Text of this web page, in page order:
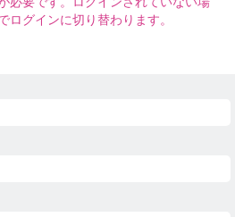
ログインに切り替わります。